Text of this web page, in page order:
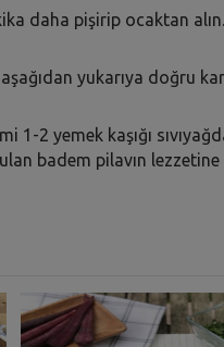
daha pişirip ocaktan
yukarıya doğru
1-2 yemek kaşığı
badem pilavın